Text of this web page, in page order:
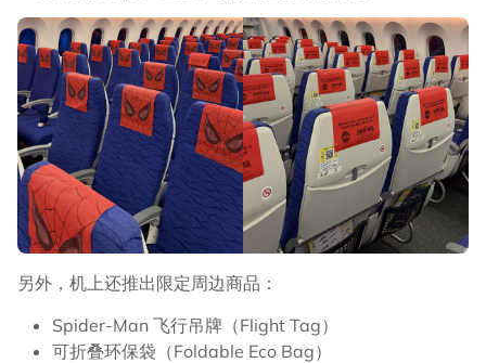
另外，机上还推出限定周边商品：
Spider-Man 飞行吊牌（Flight Tag）
可折叠环保袋（Foldable Eco Bag）